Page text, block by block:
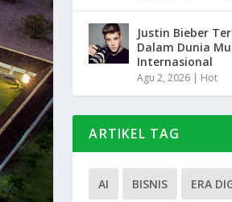
Justin Bieber
Dalam Dunia
Internasional
Agu 2, 2026 | Hot
ARTIKEL TAG
AI BISNIS ERA